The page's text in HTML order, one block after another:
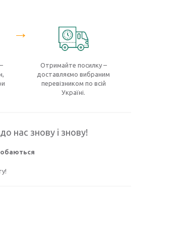
→
Отримайте посилку –
доставляємо вибраним
перевізником по всій
Україні.
нас знову і знову!